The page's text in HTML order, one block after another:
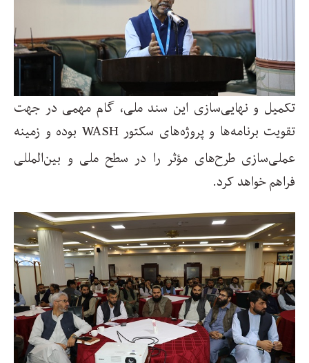
تکمیل و نهایی‌سازی این سند ملی، گام مهمی در جهت
تقویت برنامه‌ها و پروژه‌های سکتور WASH بوده و زمینه
عملی‌سازی طرح‌های مؤثر را در سطح ملی و بین‌المللی
فراهم خواهد کرد.